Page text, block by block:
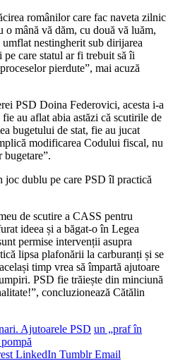
românilor care fac naveta zilnic
o mână vă dăm, cu două vă luăm,
umflat nestingherit sub dirijarea
care statul ar fi trebuit să îi
pierdute”, mai acuză
PSD Doina Federovici, acesta i-a
au aflat abia astăzi că scutirile de
bugetului de stat, fie au jucat
modificarea Codului fiscal, nu
joc dublu pe care PSD îl practică
de scutire a CASS pentru
ideea și a băgat-o în Legea
permise intervenții asupra
lipsa plafonării la carburanți și se
timp vrea să împartă ajutoare
PSD fie trăiește din minciună
concluzionează Cătălin
Ajutoarele PSD un „praf în
LinkedIn Tumblr Email